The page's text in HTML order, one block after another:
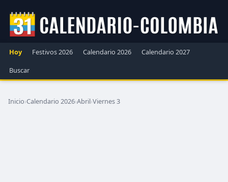
Hoy Festivos 2026 Calendario 2026
Calendario 2027
Buscar
Inicio›Calendario 2026›Abril›Viernes 3